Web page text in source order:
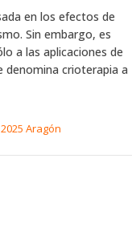
en los efectos de
Sin embargo, es
a las aplicaciones de
crioterapia a
Aragón